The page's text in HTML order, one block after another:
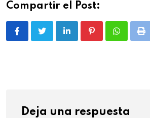
Compartir el Post:
LinkedInPinterestWhatsapp
Deja una respuesta